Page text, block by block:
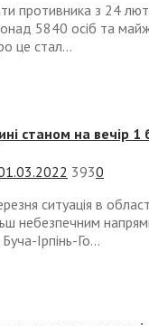
противника з 24
5840 осіб та
це стал...
станом на вечір
3930
ситуація в
небезпечним
Ірпінь-Го...